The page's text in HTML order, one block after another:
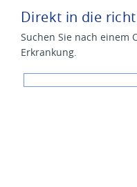
Direkt in die
Suchen Sie nach einem
Erkrankung.